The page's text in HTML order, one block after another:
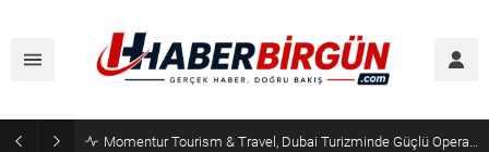
Erdoğan, Suudi Arabistan’da Muhammed Bin Selman ve Şahbaz Şerif ile Görüşecek